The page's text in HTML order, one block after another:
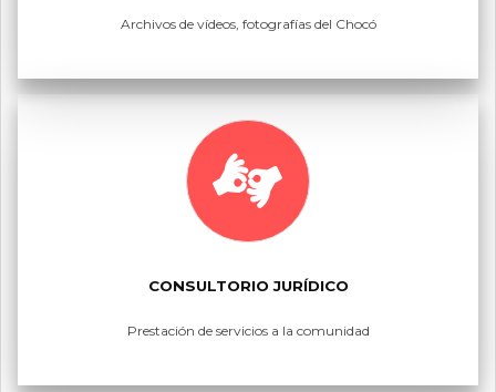
Archivos de vídeos, fotografías del Chocó
CONSULTORIO JURÍDICO
Prestación de servicios a la comunidad